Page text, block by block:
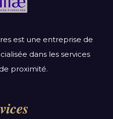
est une entreprise de
dans les services
proximité.